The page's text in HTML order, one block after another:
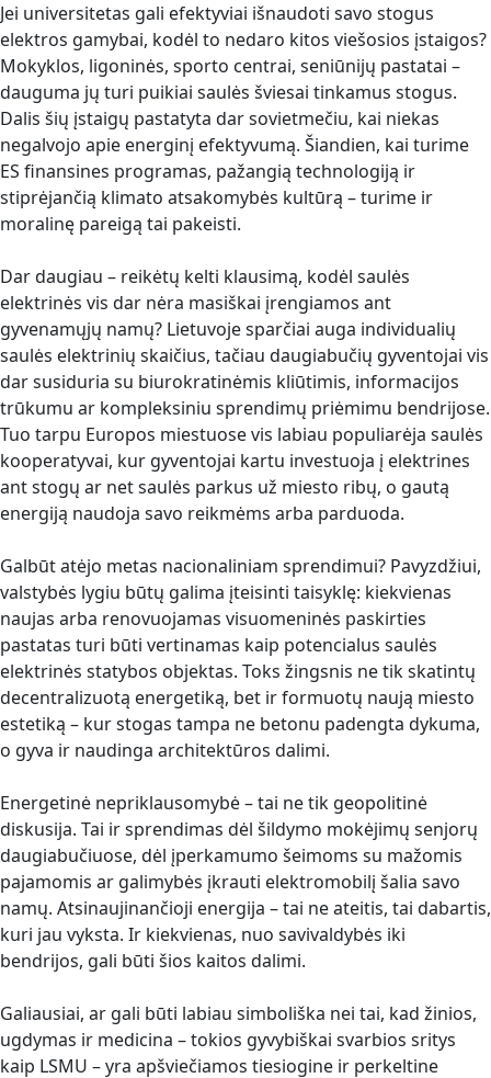
Jei universitetas gali efektyviai išnaudoti savo stogus
elektros gamybai, kodėl to nedaro kitos viešosios įstaigos?
Mokyklos, ligoninės, sporto centrai, seniūnijų pastatai –
dauguma jų turi puikiai saulės šviesai tinkamus stogus.
Dalis šių įstaigų pastatyta dar sovietmečiu, kai niekas
negalvojo apie energinį efektyvumą. Šiandien, kai turime
ES finansines programas, pažangią technologiją ir
stiprėjančią klimato atsakomybės kultūrą – turime ir
moralinę pareigą tai pakeisti.
Dar daugiau – reikėtų kelti klausimą, kodėl saulės
elektrinės vis dar nėra masiškai įrengiamos ant
gyvenamųjų namų? Lietuvoje sparčiai auga individualių
saulės elektrinių skaičius, tačiau daugiabučių gyventojai vis
dar susiduria su biurokratinėmis kliūtimis, informacijos
trūkumu ar kompleksiniu sprendimų priėmimu bendrijose.
Tuo tarpu Europos miestuose vis labiau populiarėja saulės
kooperatyvai, kur gyventojai kartu investuoja į elektrines
ant stogų ar net saulės parkus už miesto ribų, o gautą
energiją naudoja savo reikmėms arba parduoda.
Galbūt atėjo metas nacionaliniam sprendimui? Pavyzdžiui,
valstybės lygiu būtų galima įteisinti taisyklę: kiekvienas
naujas arba renovuojamas visuomeninės paskirties
pastatas turi būti vertinamas kaip potencialus saulės
elektrinės statybos objektas. Toks žingsnis ne tik skatintų
decentralizuotą energetiką, bet ir formuotų naują miesto
estetiką – kur stogas tampa ne betonu padengta dykuma,
o gyva ir naudinga architektūros dalimi.
Energetinė nepriklausomybė – tai ne tik geopolitinė
diskusija. Tai ir sprendimas dėl šildymo mokėjimų senjorų
daugiabučiuose, dėl įperkamumo šeimoms su mažomis
pajamomis ar galimybės įkrauti elektromobilį šalia savo
namų. Atsinaujinančioji energija – tai ne ateitis, tai dabartis,
kuri jau vyksta. Ir kiekvienas, nuo savivaldybės iki
bendrijos, gali būti šios kaitos dalimi.
Galiausiai, ar gali būti labiau simboliška nei tai, kad žinios,
ugdymas ir medicina – tokios gyvybiškai svarbios sritys
kaip LSMU – yra apšviečiamos tiesiogine ir perkeltine